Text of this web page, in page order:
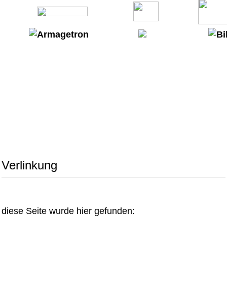
Verlinkung
diese Seite wurde hier gefunden: